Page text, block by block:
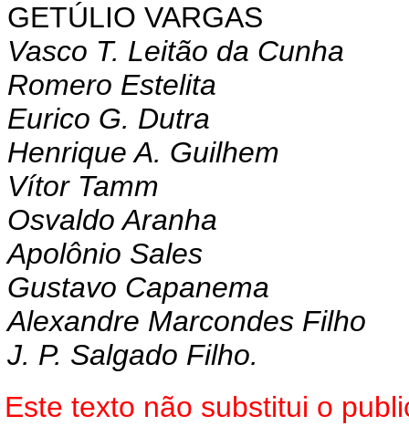
GETÚLIO VARGAS
Vasco T. Leitão da Cunha
Romero Estelita
Eurico G. Dutra
Henrique A. Guilhem
Vítor Tamm
Osvaldo Aranha
Apolônio Sales
Gustavo Capanema
Alexandre Marcondes Filho
J. P. Salgado Filho.
Este texto não substitui o